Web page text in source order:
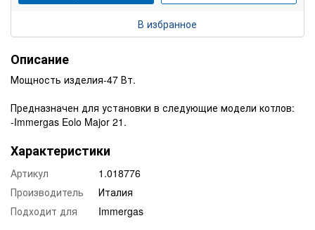
В избранное
Описание
Мощность изделия-47 Вт.
Предназначен для установки в следующие модели котлов:
-Immergas Eolo Major 21.
Характеристики
Артикул
1.018776
Производитель
Италия
Подходит для
Immergas